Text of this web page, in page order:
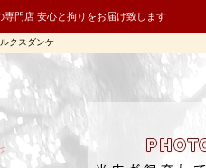
門店 安心と拘りをお届け致します
クスダンケ